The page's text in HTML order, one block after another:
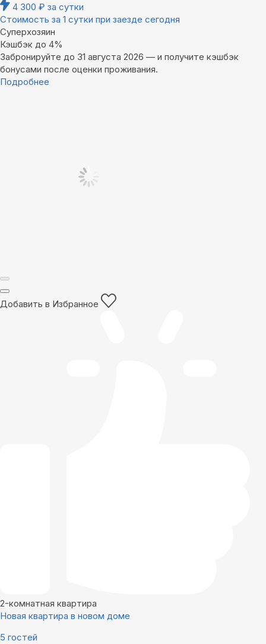
4 300 ₽ за сутки
Стоимость за 1 сутки при заезде сегодня
Суперхозяин
Кэшбэк до 4%
Забронируйте до 31 августа 2026 — и получите кэшбэк
бонусами после оценки проживания.
Подробнее
Добавить в Избранное
2-комнатная квартира
Новая квартира в новом доме
5 гостей